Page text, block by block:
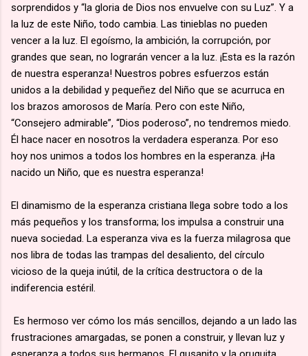
sorprendidos y “la gloria de Dios nos envuelve con su Luz”. Y a
la luz de este Niño, todo cambia. Las tinieblas no pueden
vencer a la luz. El egoísmo, la ambición, la corrupción, por
grandes que sean, no lograrán vencer a la luz. ¡Esta es la razón
de nuestra esperanza! Nuestros pobres esfuerzos están
unidos a la debilidad y pequeñez del Niño que se acurruca en
los brazos amorosos de María. Pero con este Niño,
“Consejero admirable”, “Dios poderoso”, no tendremos miedo.
Él hace nacer en nosotros la verdadera esperanza. Por eso
hoy nos unimos a todos los hombres en la esperanza. ¡Ha
nacido un Niño, que es nuestra esperanza!
El dinamismo de la esperanza cristiana llega sobre todo a los
más pequeños y los transforma; los impulsa a construir una
nueva sociedad. La esperanza viva es la fuerza milagrosa que
nos libra de todas las trampas del desaliento, del círculo
vicioso de la queja inútil, de la crítica destructora o de la
indiferencia estéril.
Es hermoso ver cómo los más sencillos, dejando a un lado las
frustraciones amargadas, se ponen a construir, y llevan luz y